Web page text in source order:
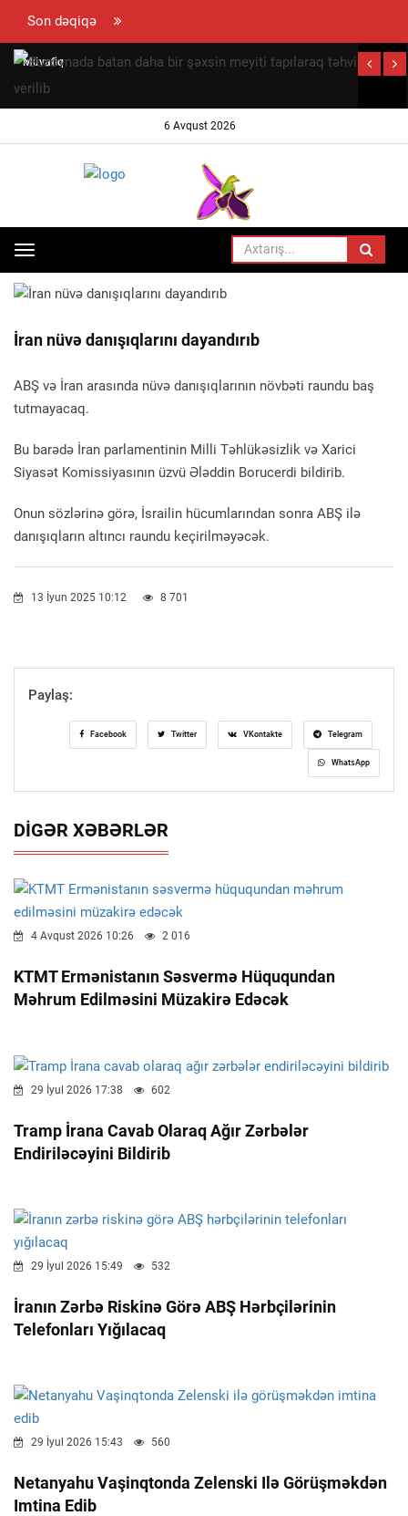
Son dəqiqə
Müvafiq
bazarda
səviyyəsinin
təsdiqlənib
6 Avqust 2026
Toggle
navigation
DÜNYA
İran nüvə danışıqlarını dayandırıb
ABŞ və İran arasında nüvə danışıqlarının növbəti raundu baş
tutmayacaq.
Bu barədə İran parlamentinin Milli Təhlükəsizlik və Xarici
Siyasət Komissiyasının üzvü Ələddin Borucerdi bildirib.
Onun sözlərinə görə, İsrailin hücumlarından sonra ABŞ ilə
danışıqların altıncı raundu keçirilməyəcək.
13 İyun 2025 10:12 8 701
Paylaş:
Facebook Twitter VKontakte Telegram
WhatsApp
DIGƏR XƏBƏRLƏR
4 Avqust 2026 10:26 2 016
KTMT Ermənistanın Səsvermə Hüququndan
Məhrum Edilməsini Müzakirə Edəcək
29 İyul 2026 17:38 602
Tramp İrana Cavab Olaraq Ağır Zərbələr
Endiriləcəyini Bildirib
29 İyul 2026 15:49 532
İranın Zərbə Riskinə Görə ABŞ Hərbçilərinin
Telefonları Yığılacaq
29 İyul 2026 15:43 560
Netanyahu Vaşinqtonda Zelenski Ilə Görüşməkdən
Imtina Edib